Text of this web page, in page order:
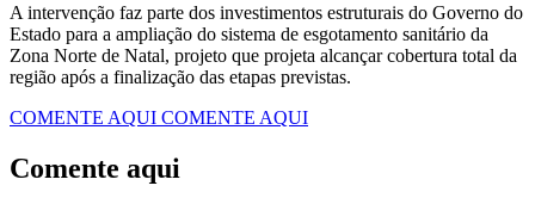
A intervenção faz parte dos investimentos estruturais do Governo do
Estado para a ampliação do sistema de esgotamento sanitário da
Zona Norte de Natal, projeto que projeta alcançar cobertura total da
região após a finalização das etapas previstas.
COMENTE AQUI COMENTE AQUI
Comente aqui